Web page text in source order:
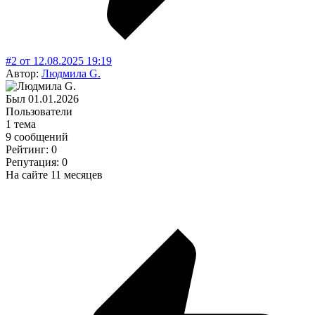
#2 от 12.08.2025 19:19
Автор: Людмила G.
Был 01.01.2026
Пользователи
1 тема
9 сообщений
Рейтинг: 0
Репутация: 0
На сайте 11 месяцев